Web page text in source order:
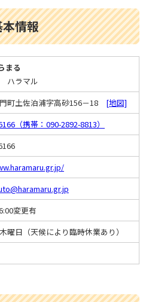
情報
まる
ハラマル
町土佐泊浦字高砂156－18 [地図]
（携帯：090-2892-8813）
変更有
曜日（天候により臨時休業あり）